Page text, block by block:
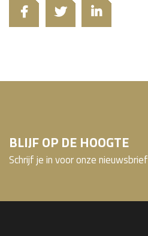
BLIJF OP DE HOOGTE
Schrijf je in voor onze nieuwsbrief